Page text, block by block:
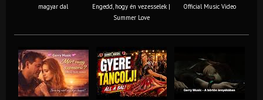
magyar dal
Engedd, hogy én vezesselek |
Summer Love
Official Music Video